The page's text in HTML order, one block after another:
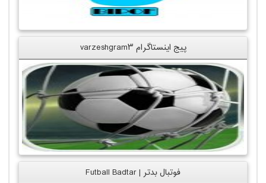
پیج اینستاگرام varzeshgram۳
فوتبال بدتر | Futball Badtar